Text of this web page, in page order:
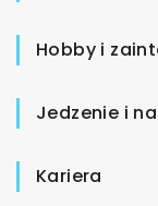
Hobby i
Jedzenie i
Kariera